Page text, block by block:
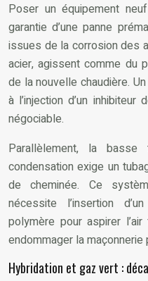
Poser un équipement
garantie d’une panne
issues de la corrosion des
acier, agissent comme du
de la nouvelle chaudière.
à l’injection d’un
négociable.
Parallèlement, la
condensation exige un
de cheminée. Ce
nécessite l’insertion
polymère pour aspirer
endommager la
Hybridation et gaz vert :